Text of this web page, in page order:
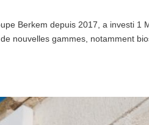
Berkem depuis 2017, a investi 1
nouvelles gammes, notamment